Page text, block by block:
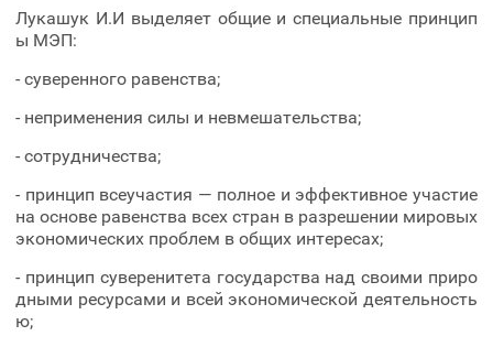
Лукашук И.И выделяет общие и специальные принцип
ы МЭП:
- суверенного равенства;
- неприменения силы и невмешательства;
- сотрудничества;
- принцип всеучастия — полное и эффективное участие
на основе равенства всех стран в разрешении мировых
экономических проблем в общих интересах;
- принцип суверенитета государства над своими приро
дными ресурсами и всей экономической деятельность
ю;